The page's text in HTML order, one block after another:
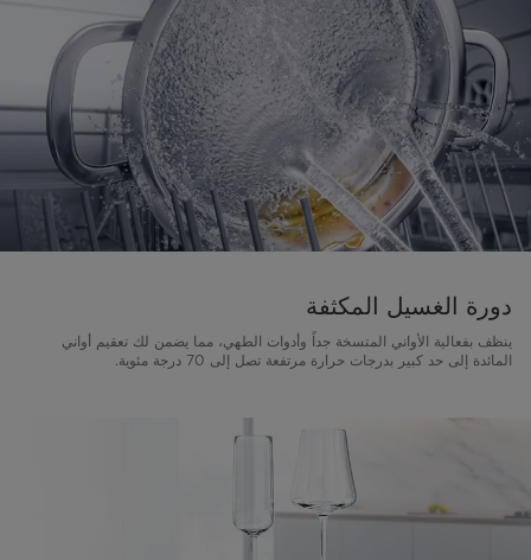
دورة الغسيل المكثفة
ينظف بفعالية الأواني المتسخة جداً وأدوات الطهي، مما يضمن لك تعقيم أواني
المائدة إلى حد كبير بدرجات حرارة مرتفعة تصل إلى 70 درجة مئوية.